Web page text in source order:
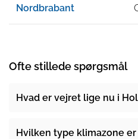
Nordbrabant
Ofte stillede spørgsmål
Hvad er vejret lige nu i
Hvilken type klimazone er